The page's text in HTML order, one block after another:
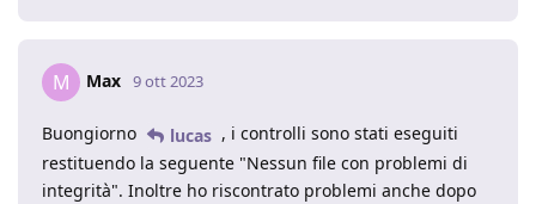
M Max 9 ott 2023
Buongiorno lucas , i controlli sono stati eseguiti
restituendo la seguente "Nessun file con problemi di
integrità". Inoltre ho riscontrato problemi anche dopo